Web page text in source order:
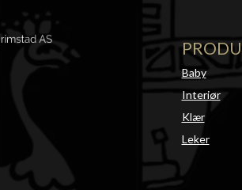
Baby
Interiør
Klær
Leker